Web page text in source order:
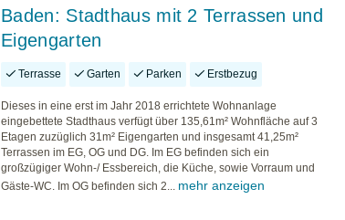
Baden: Stadthaus mit 2 Terrassen und
Eigengarten
Terrasse Garten Parken Erstbezug
Dieses in eine erst im Jahr 2018 errichtete Wohnanlage
eingebettete Stadthaus verfügt über 135,61m² Wohnfläche auf 3
Etagen zuzüglich 31m² Eigengarten und insgesamt 41,25m²
Terrassen im EG, OG und DG. Im EG befinden sich ein
großzügiger Wohn-/ Essbereich, die Küche, sowie Vorraum und
Gäste-WC. Im OG befinden sich 2... mehr anzeigen